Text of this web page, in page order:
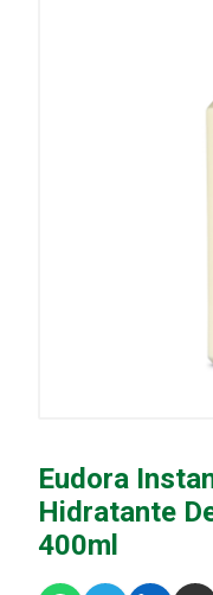
Eudora
Hidratante
400ml